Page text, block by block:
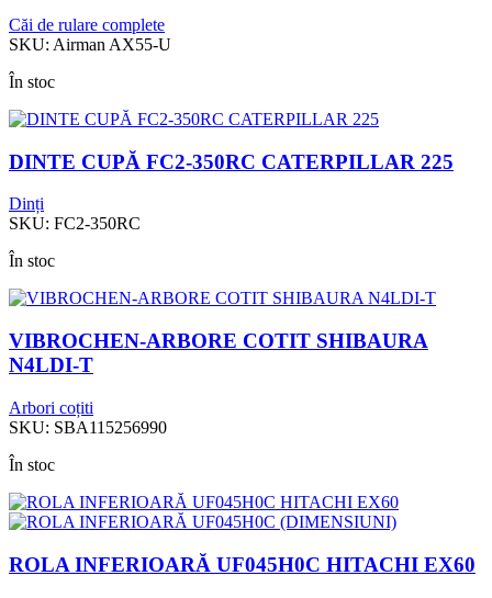
Căi de rulare complete
SKU: Airman AX55-U
În stoc
DINTE CUPĂ FC2-350RC CATERPILLAR 225
Dinți
SKU: FC2-350RC
În stoc
VIBROCHEN-ARBORE COTIT SHIBAURA
N4LDI-T
Arbori coțiti
SKU: SBA115256990
În stoc
ROLA INFERIOARĂ UF045H0C HITACHI EX60